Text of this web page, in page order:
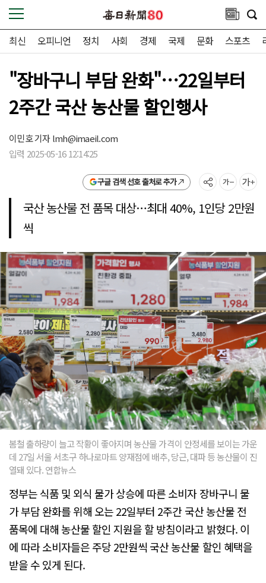
최신 오피니언 정치 사회 경제 국제 문화 스포츠
"장바구니 부담 완화"…22일부터
2주간 국산 농산물 할인행사
이민호 기자lmh@imaeil.com
입력 2025-05-16 12:14:25
구글 검색 선호 출처로 추가
국산 농산물 전 품목 대상…최대 40%, 1인당 2만원
씩
봄철 출하량이 늘고 작황이 좋아지며 농산물 가격이 안정세를 보이는 가운
데 27일 서울 서초구 하나로마트 양재점에 배추, 당근, 대파 등 농산물이 진
열돼 있다. 연합뉴스
정부는 식품 및 외식 물가 상승에 따른 소비자 장바구니 물
가 부담 완화를 위해 오는 22일부터 2주간 국산 농산물 전
품목에 대해 농산물 할인 지원을 할 방침이라고 밝혔다. 이
에 따라 소비자들은 주당 2만원씩 국산 농산물 할인 혜택을
받을 수 있게 된다.